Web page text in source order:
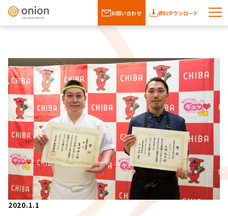
お問い合わせ 資料ダウンロード
2020.1.1